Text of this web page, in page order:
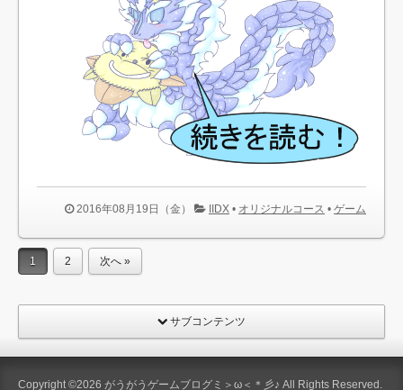
2016年08月19日（金） IIDX • オリジナルコース • ゲーム
1 2 次へ »
サブコンテンツ
Copyright ©2026 がうがうゲームブログミ＞ω＜＊彡♪ All Rights Reserved.